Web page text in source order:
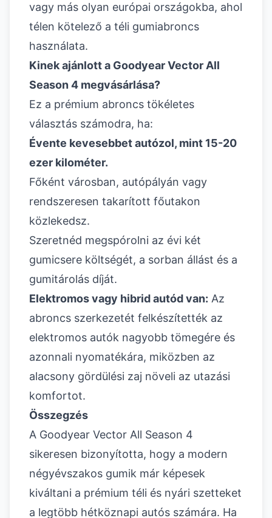
vagy más olyan európai országokba, ahol
télen kötelező a téli gumiabroncs
használata.
Kinek ajánlott a Goodyear Vector All
Season 4 megvásárlása?
Ez a prémium abroncs tökéletes
választás számodra, ha:
Évente kevesebbet autózol, mint 15-20
ezer kilométer.
Főként városban, autópályán vagy
rendszeresen takarított főutakon
közlekedsz.
Szeretnéd megspórolni az évi két
gumicsere költségét, a sorban állást és a
gumitárolás díját.
Elektromos vagy hibrid autód van: Az
abroncs szerkezetét felkészítették az
elektromos autók nagyobb tömegére és
azonnali nyomatékára, miközben az
alacsony gördülési zaj növeli az utazási
komfortot.
Összegzés
A Goodyear Vector All Season 4
sikeresen bizonyította, hogy a modern
négyévszakos gumik már képesek
kiváltani a prémium téli és nyári szetteket
a legtöbb hétköznapi autós számára. Ha